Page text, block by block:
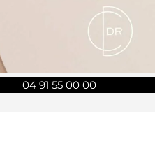
04 91 55 00 00